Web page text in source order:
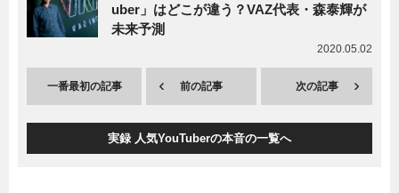
uber」はどこが違う？VAZ代表・森泰輝が
未来予測
2020.05.02
一番最初の記事 前の記事 次の記事
実録 人気YouTuberの本音の一覧へ